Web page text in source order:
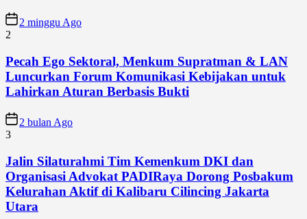
2 minggu Ago
2
Pecah Ego Sektoral, Menkum Supratman & LAN
Luncurkan Forum Komunikasi Kebijakan untuk
Lahirkan Aturan Berbasis Bukti
2 bulan Ago
3
Jalin Silaturahmi Tim Kemenkum DKI dan
Organisasi Advokat PADIRaya Dorong Posbakum
Kelurahan Aktif di Kalibaru Cilincing Jakarta
Utara